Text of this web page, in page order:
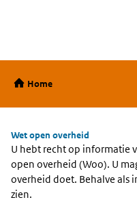
Home
Home
Wet open overheid
U hebt recht op informatie
open overheid (Woo). U
overheid doet. Behalve als
zien.